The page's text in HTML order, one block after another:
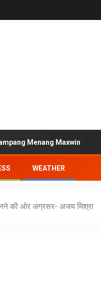
Maxwin
WEATHER
की ओर अग्रसर- अजय मिश्रा